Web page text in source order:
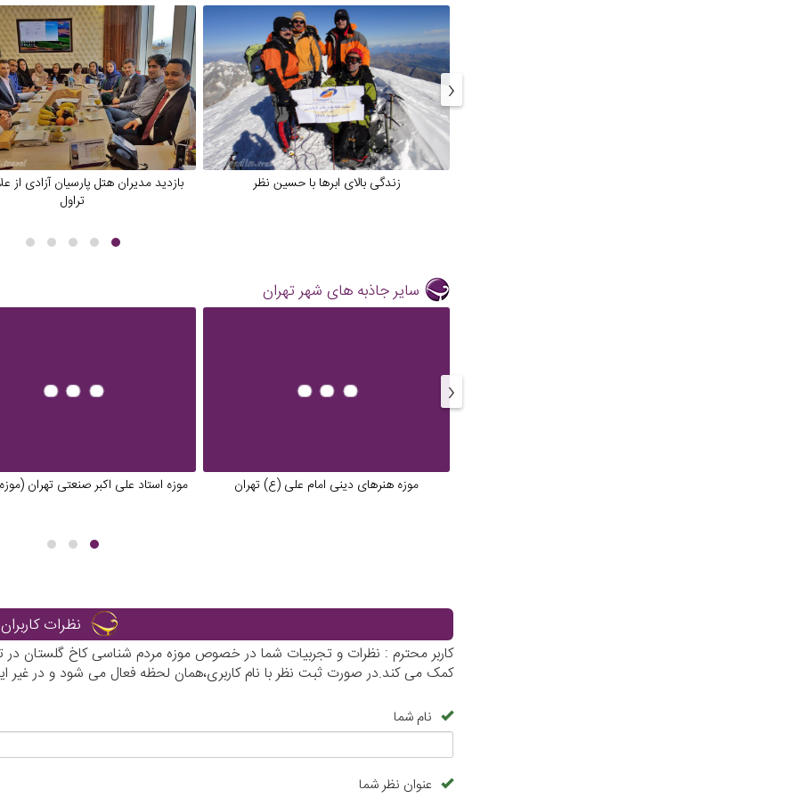
زندگی بالای ابرها با حسین نظر
بازدید مدیران هتل پارسیان آزادی از
تراول
‹
سایر جاذبه های شهر تهران
موزه هنرهای دینی امام علی (ع) تهران موزه استاد علی اکبر صنعتی تهران (موزه 13 آبان)
‹
نظرات کاربران
کاربر محترم : نظرات و تجربیات شما در خصوص موزه مردم شناسی کاخ گلستان در
کمک می کند.در صورت ثبت نظر با نام کاربری،همان لحظه فعال می شود و در
نام شما
عنوان نظر شما